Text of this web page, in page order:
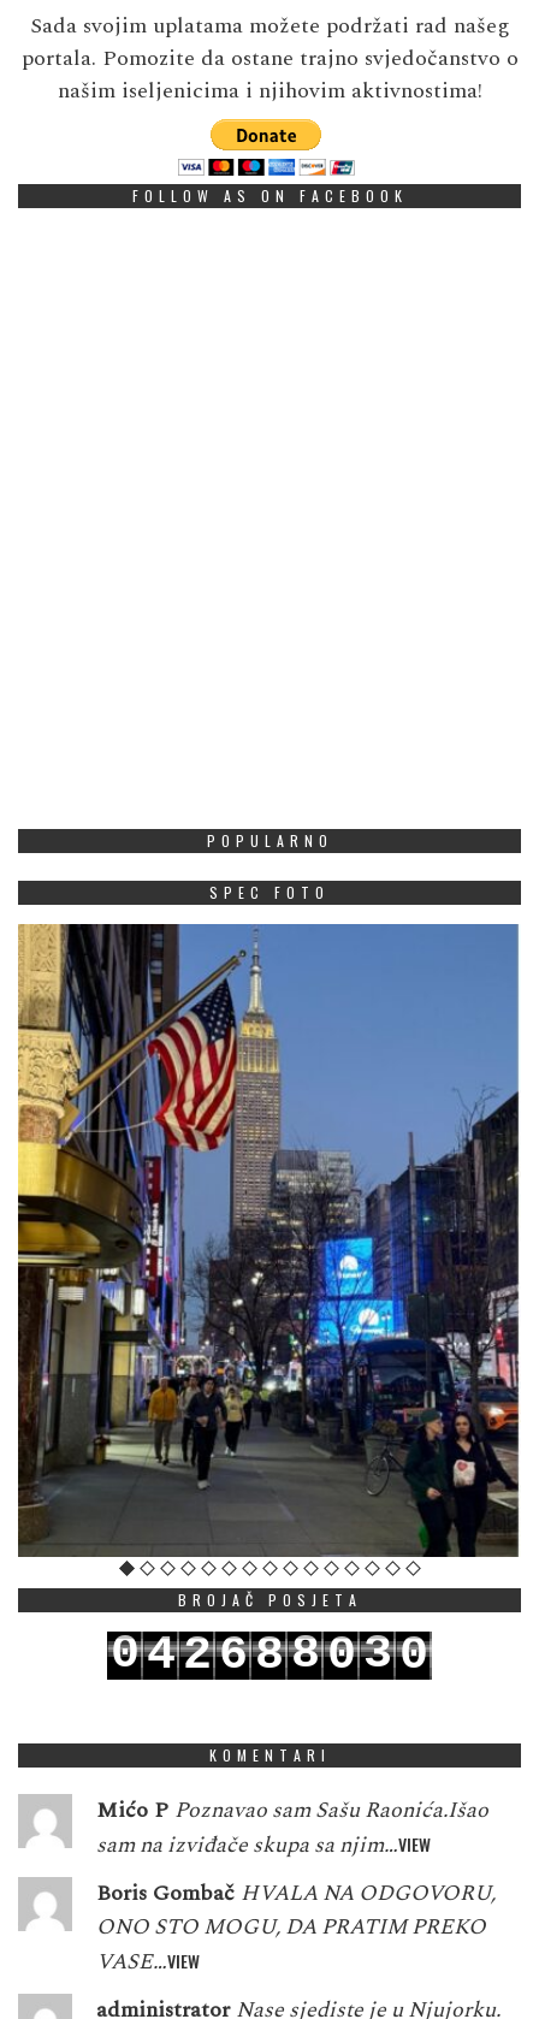
Sada svojim uplatama možete podržati rad našeg
portala. Pomozite da ostane trajno svjedočanstvo o
našim iseljenicima i njihovim aktivnostima!
FOLLOW AS ON FACEBOOK
POPULARNO
SPEC FOTO
BROJAČ POSJETA
042688030
KOMENTARI
Mićo P Poznavao sam Sašu Raonića.Išao
sam na izviđače skupa sa njim…VIEW
Boris Gombač HVALA NA ODGOVORU,
ONO STO MOGU, DA PRATIM PREKO
VASE…VIEW
administrator Nase sjediste je u Njujorku.